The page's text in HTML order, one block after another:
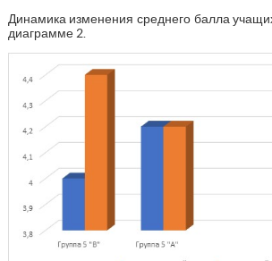
Динамика изменения среднего балла
диаграмме 2.